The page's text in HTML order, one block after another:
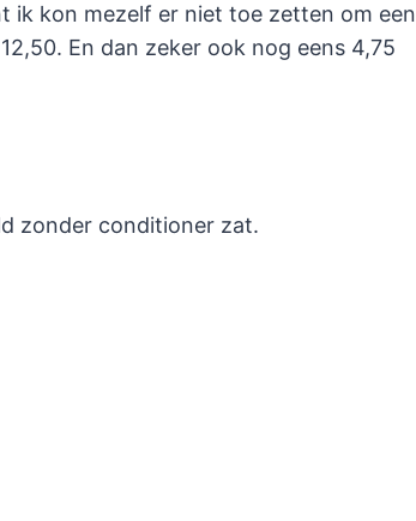
ik kon mezelf er niet toe zetten om een
En dan zeker ook nog eens 4,75
zonder conditioner zat.